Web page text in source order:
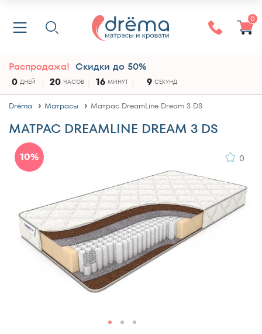
0
Распродажа! Скидки до 50%
0 ДНЕЙ 20 ЧАСОВ 16 МИНУТ 9 СЕКУНД
Drёma Матрасы Матрас DreamLine Dream 3 DS
МАТРАС DREAMLINE DREAM 3 DS
10% 0